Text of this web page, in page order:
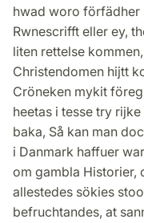
hwad woro förfädher
Rwnescrifft eller ey,
liten rettelse
Christendomen hijtt
Cröneken mykit
heetas i tesse try
baka, Så kan man
i Danmark haffuer
om gambla Historier,
allestedes sökies
befruchtandes, at